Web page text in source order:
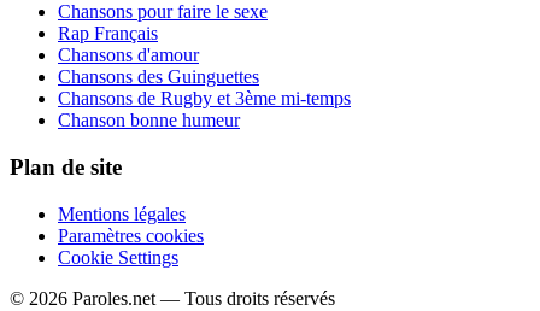
Chansons pour faire le sexe
Rap Français
Chansons d'amour
Chansons des Guinguettes
Chansons de Rugby et 3ème mi-temps
Chanson bonne humeur
Plan de site
Mentions légales
Paramètres cookies
Cookie Settings
© 2026 Paroles.net — Tous droits réservés